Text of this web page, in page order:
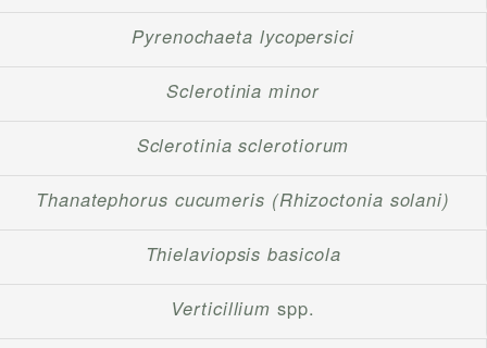
Pyrenochaeta lycopersici
Sclerotinia minor
Sclerotinia sclerotiorum
Thanatephorus cucumeris (Rhizoctonia solani)
Thielaviopsis basicola
Verticillium spp.